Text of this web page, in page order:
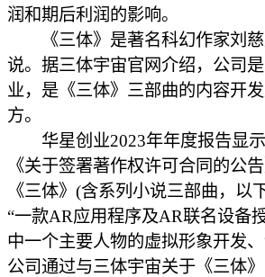
润和期后利润的影响。
《三体》是著名科幻作家刘慈
说。据三体宇宙官网介绍，公司
业，是《三体》三部曲的内容开
方。
华星创业2023年年度报告显示
《关于签署著作权许可合同的公
《三体》(含系列小说三部曲，以
“一款AR应用程序及AR联名设备
中一个主要人物的虚拟形象开发
公司通过与三体宇宙关于《三体